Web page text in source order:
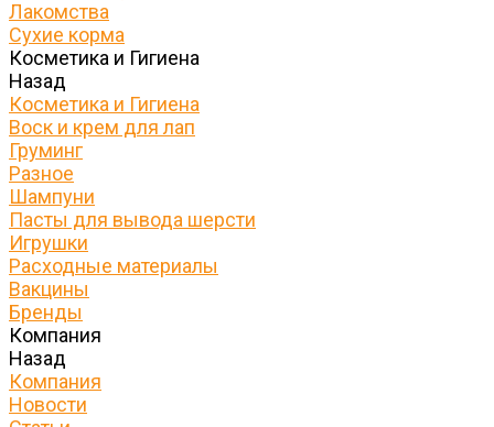
Лакомства
Сухие корма
Косметика и Гигиена
Назад
Косметика и Гигиена
Воск и крем для лап
Груминг
Разное
Шампуни
Пасты для вывода шерсти
Игрушки
Расходные материалы
Вакцины
Бренды
Компания
Назад
Компания
Новости